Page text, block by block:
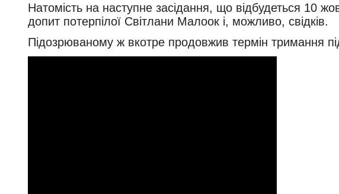
Натомість на наступне засідання, що відбудеться 10
допит потерпілої Світлани Малоок і, можливо, свідків.
Підозрюваному ж вкотре продовжив термін тримання